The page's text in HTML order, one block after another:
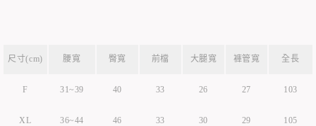
尺寸(cm) 腰寬 臀寬 前檔 大腿寬 褲管寬 全長
F 31~39 40 33 26 27 103
XL 36~44 46 33 30 29 105